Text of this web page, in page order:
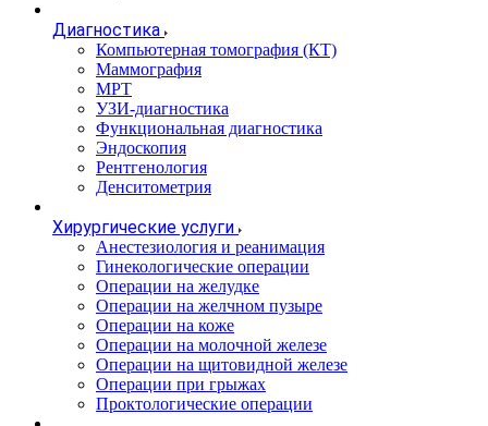
Диагностика
Компьютерная томография (КТ)
Маммография
МРТ
УЗИ-диагностика
Функциональная диагностика
Эндоскопия
Рентгенология
Денситометрия
Хирургические услуги
Анестезиология и реанимация
Гинекологические операции
Операции на желудке
Операции на желчном пузыре
Операции на коже
Операции на молочной железе
Операции на щитовидной железе
Операции при грыжах
Проктологические операции